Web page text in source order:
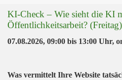
KI-Check – Wie sieht die KI
Öffentlichkeitsarbeit? (Freitag)
07.08.2026, 09:00 bis 13:00 Uhr,
Was vermittelt Ihre Website